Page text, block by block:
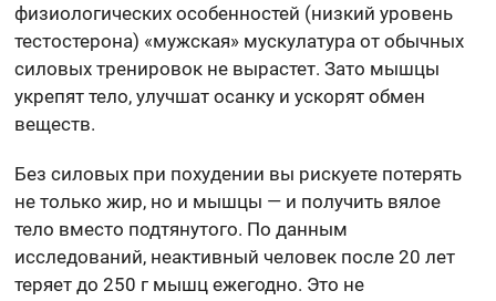
физиологических особенностей (низкий уровень
тестостерона) «мужская» мускулатура от обычных
силовых тренировок не вырастет. Зато мышцы
укрепят тело, улучшат осанку и ускорят обмен
веществ.
Без силовых при похудении вы рискуете потерять
не только жир, но и мышцы — и получить вялое
тело вместо подтянутого. По данным
исследований, неактивный человек после 20 лет
теряет до 250 г мышц ежегодно. Это не